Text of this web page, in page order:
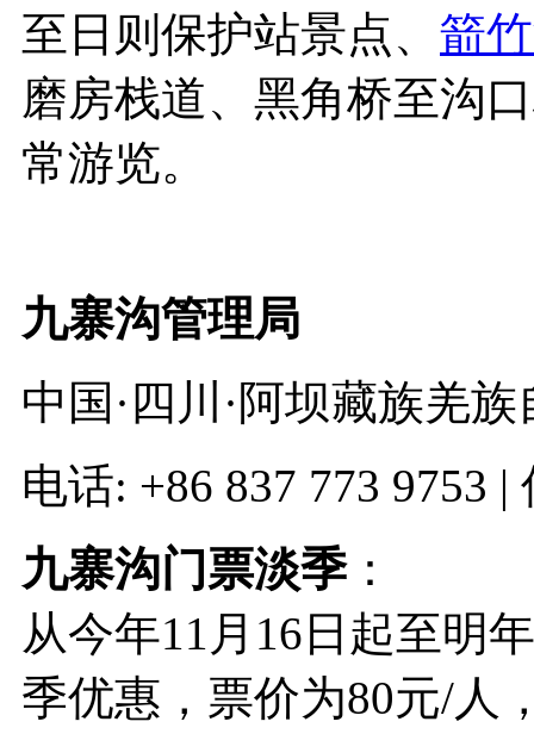
至日则保护站景点、 箭
磨房栈道、黑角桥至沟
常游览。
九寨沟管理局
中国·四川·阿坝藏族羌
电话: +86 837 773 9753 |
九寨沟门票淡季：
从今年11月16日起至明
季优惠，票价为80元/人